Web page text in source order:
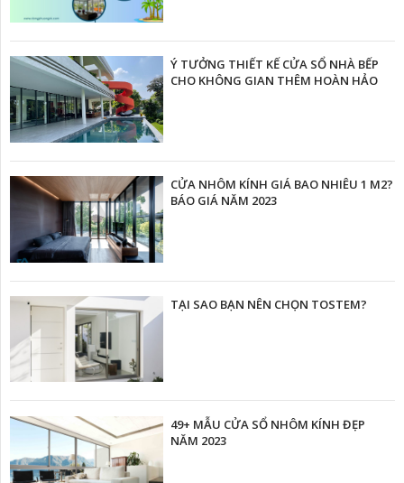
Ý TƯỞNG THIẾT KẾ CỬA SỔ NHÀ BẾP
CHO KHÔNG GIAN THÊM HOÀN HẢO
CỬA NHÔM KÍNH GIÁ BAO NHIÊU 1 M2?
BÁO GIÁ NĂM 2023
TẠI SAO BẠN NÊN CHỌN TOSTEM?
49+ MẪU CỬA SỔ NHÔM KÍNH ĐẸP
NĂM 2023